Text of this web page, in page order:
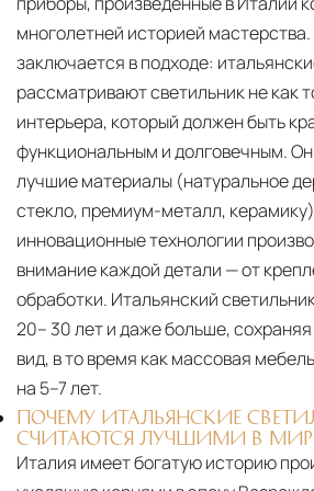
Сроки доставкиСтандартная
Москве осуществляется в
дней. Для Московской области
от удалённости объекта и
10 рабочих дней. Возможна
при наличии свободных
ресурсов.
Управление логистикой и
качества
Каждый заказ отслеживается
реального времени через
мониторинга. Наша команда
специалистов с опытом работы в
международной доставке
полную сохранность груза,
температурного режима и
многолетней историей
заключается в подходе:
рассматривают светильник не как
интерьера, который должен быть
функциональным и долговечным.
лучшие материалы (натуральное
стекло, премиум-металл,
инновационные технологии
внимание каждой детали — от
обработки. Итальянский
20– 30 лет и даже больше,
вид, в то время как массовая
на 5–7 лет.
ПОЧЕМУ ИТАЛЬЯНСКИЕ
СЧИТАЮТСЯ ЛУЧШИМИ В
Италия имеет богатую историю